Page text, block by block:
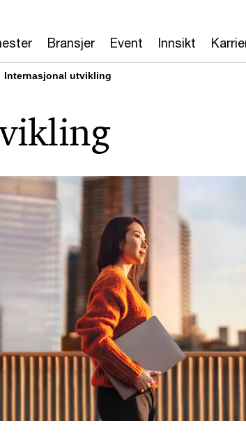
Bransjer Event Innsikt
Internasjonal utvikling